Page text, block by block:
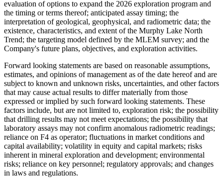
evaluation of options to expand the 2026 exploration program and
the timing or terms thereof; anticipated assay timing; the
interpretation of geological, geophysical, and radiometric data; the
existence, characteristics, and extent of the Murphy Lake North
Trend; the targeting model defined by the MLEM survey; and the
Company's future plans, objectives, and exploration activities.
Forward looking statements are based on reasonable assumptions,
estimates, and opinions of management as of the date hereof and are
subject to known and unknown risks, uncertainties, and other factors
that may cause actual results to differ materially from those
expressed or implied by such forward looking statements. These
factors include, but are not limited to, exploration risk; the possibility
that drilling results may not meet expectations; the possibility that
laboratory assays may not confirm anomalous radiometric readings;
reliance on F4 as operator; fluctuations in market conditions and
capital availability; volatility in equity and capital markets; risks
inherent in mineral exploration and development; environmental
risks; reliance on key personnel; regulatory approvals; and changes
in laws and regulations.